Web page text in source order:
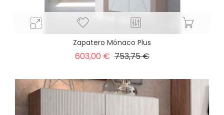
Zapatero Mónaco Plus
603,00 € Precio
753,75 €Precio